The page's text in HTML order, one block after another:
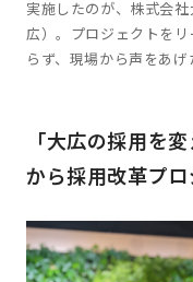
実施したのが、株式会
広）。プロジェクトを
らず、現場から声をあげ
「大広の採用を
から採用改革プ